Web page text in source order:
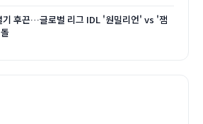
기 후끈…글로벌 리그 IDL '원밀리언' vs '잼